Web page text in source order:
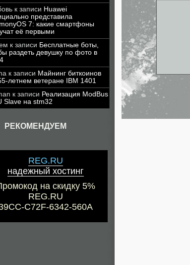
к записи Huawei
представила
7: какие смартфоны
её первыми
к записи Бесплатные боты,
раздеть девушку по фото в
к записи Майнинг биткоинов
летнем ветеране IBM 1401
к записи Реализация ModBus
Slave на stm32
РЕКОМЕНДУЕМ
REG.RU
надежный хостинг
на скидку 5%
REG.RU
C72F-6342-560A